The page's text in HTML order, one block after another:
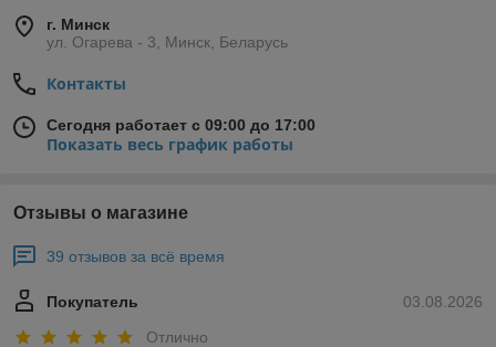
г. Минск
ул. Огарева - 3, Минск, Беларусь
Контакты
Сегодня работает с 09:00 до 17:00
Показать весь график работы
Отзывы о магазине
39 отзывов за всё время
03.08.2026
Покупатель
Отлично